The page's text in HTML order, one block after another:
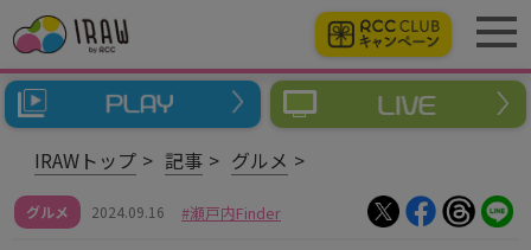
IRAWトップ 記事 グルメ
グルメ 2024.09.16 瀬戸内Finder